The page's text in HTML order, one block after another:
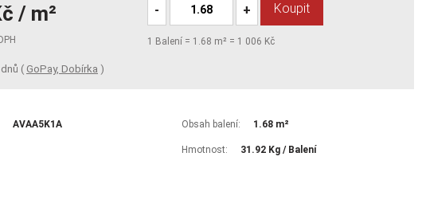
/ m² - + Koupit
1 Balení = 1.68 m² = 1 006 Kč
( GoPay, Dobírka )
AVAA5K1A Obsah balení: 1.68 m²
Hmotnost: 31.92 Kg / Balení